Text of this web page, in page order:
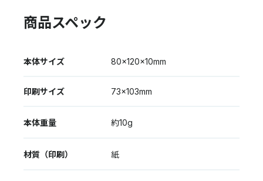
商品スペック
本体サイズ 80×120×10mm
印刷サイズ 73×103mm
本体重量 約10g
材質（印刷） 紙